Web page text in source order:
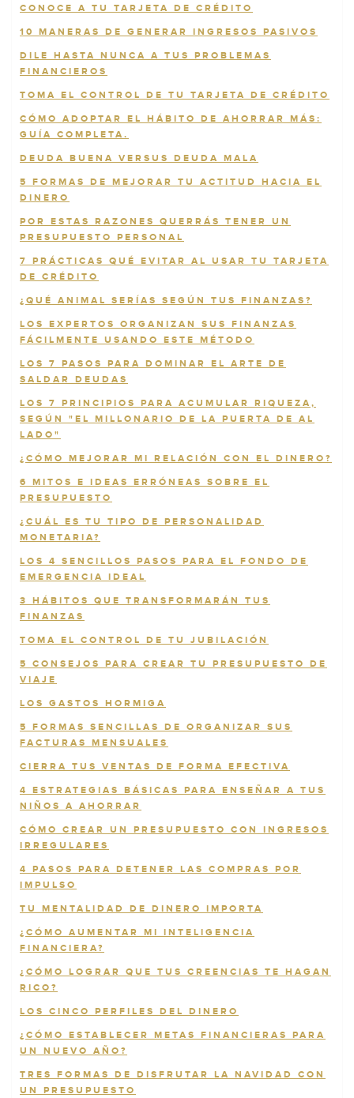
CONOCE A TU TARJETA DE CRÉDITO
10 MANERAS DE GENERAR INGRESOS PASIVOS
DILE HASTA NUNCA A TUS PROBLEMAS
FINANCIEROS
TOMA EL CONTROL DE TU TARJETA DE CRÉDITO
CÓMO ADOPTAR EL HÁBITO DE AHORRAR MÁS:
GUÍA COMPLETA.
DEUDA BUENA VERSUS DEUDA MALA
5 FORMAS DE MEJORAR TU ACTITUD HACIA EL
DINERO
POR ESTAS RAZONES QUERRÁS TENER UN
PRESUPUESTO PERSONAL
7 PRÁCTICAS QUÉ EVITAR AL USAR TU TARJETA
DE CRÉDITO
¿QUÉ ANIMAL SERÍAS SEGÚN TUS FINANZAS?
LOS EXPERTOS ORGANIZAN SUS FINANZAS
FÁCILMENTE USANDO ESTE MÉTODO
LOS 7 PASOS PARA DOMINAR EL ARTE DE
SALDAR DEUDAS
LOS 7 PRINCIPIOS PARA ACUMULAR RIQUEZA,
SEGÚN "EL MILLONARIO DE LA PUERTA DE AL
LADO"
¿CÓMO MEJORAR MI RELACIÓN CON EL DINERO?
6 MITOS E IDEAS ERRÓNEAS SOBRE EL
PRESUPUESTO
¿CUÁL ES TU TIPO DE PERSONALIDAD
MONETARIA?
LOS 4 SENCILLOS PASOS PARA EL FONDO DE
EMERGENCIA IDEAL
3 HÁBITOS QUE TRANSFORMARÁN TUS
FINANZAS
TOMA EL CONTROL DE TU JUBILACIÓN
5 CONSEJOS PARA CREAR TU PRESUPUESTO DE
VIAJE
LOS GASTOS HORMIGA
5 FORMAS SENCILLAS DE ORGANIZAR SUS
FACTURAS MENSUALES
CIERRA TUS VENTAS DE FORMA EFECTIVA
4 ESTRATEGIAS BÁSICAS PARA ENSEÑAR A TUS
NIÑOS A AHORRAR
CÓMO CREAR UN PRESUPUESTO CON INGRESOS
IRREGULARES
4 PASOS PARA DETENER LAS COMPRAS POR
IMPULSO
TU MENTALIDAD DE DINERO IMPORTA
¿CÓMO AUMENTAR MI INTELIGENCIA
FINANCIERA?
¿CÓMO LOGRAR QUE TUS CREENCIAS TE HAGAN
RICO?
LOS CINCO PERFILES DEL DINERO
¿CÓMO ESTABLECER METAS FINANCIERAS PARA
UN NUEVO AÑO?
TRES FORMAS DE DISFRUTAR LA NAVIDAD CON
UN PRESUPUESTO